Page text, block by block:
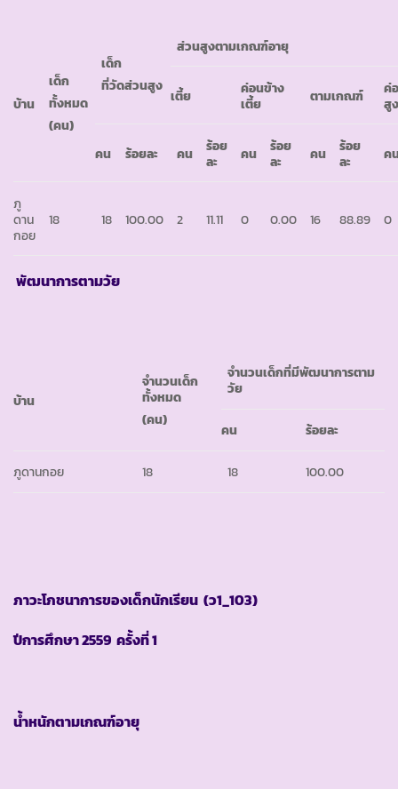
บ้าน
เด็ก
ทั้งหมด
(คน)
เด็ก
ที่วัดส่วนสูง
ส่วนสูงตามเกณฑ์อายุ
เตี้ย
ค่อนข้าง
เตี้ย
ตามเกณฑ์
ค่
สู
คน ร้อยละ คน
ร้อย
ละ
คน
ร้อย
ละ
คน
ร้อย
ละ
ค
ภู
ดาน
กอย
18 18 100.00 2 11.11 0 0.00 16 88.89 0
พัฒนาการตามวัย
บ้าน
จำนวนเด็ก
ทั้งหมด
(คน)
จำนวนเด็กที่มีพัฒนาการตาม
วัย
คน ร้อยละ
ภูดานกอย 18 18 100.00
ภาวะโภชนาการของเด็กนักเรียน (ว1_103)
ปีการศึกษา2559 ครั้งที่ 1
น้ำหนักตามเกณฑ์อายุ